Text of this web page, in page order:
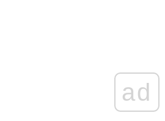
ad